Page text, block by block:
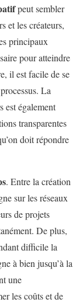
peut sembler
et les créateurs,
principaux
pour atteindre
il est facile de se
La
est également
transparentes
doit répondre
. Entre la création
sur les réseaux
de projets
De plus,
difficile la
à bien jusqu’à la
une
les coûts et de